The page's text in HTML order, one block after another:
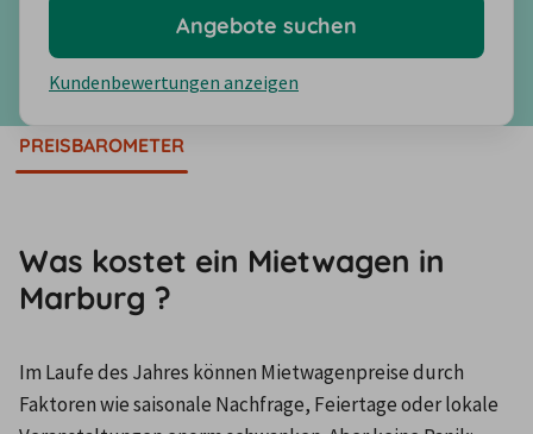
Kundenbewertungen anzeigen
Angebote suchen
PREISBAROMETER
Was kostet ein Mietwagen in
Marburg ?
Im Laufe des Jahres können Mietwagenpreise durch
Faktoren wie saisonale Nachfrage, Feiertage oder lokale